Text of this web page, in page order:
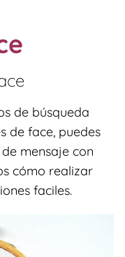
de búsqueda
de face, puedes
mensaje con
cómo realizar
faciles.